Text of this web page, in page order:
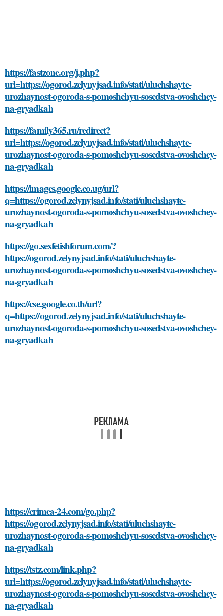
https://fastzone.org/j.php?
url=https://ogorod.zelynyjsad.info/stati/uluchshayte-
urozhaynost-ogoroda-s-pomoshchyu-sosedstva-ovoshchey-
na-gryadkah
https://family365.ru/redirect?
url=https://ogorod.zelynyjsad.info/stati/uluchshayte-
urozhaynost-ogoroda-s-pomoshchyu-sosedstva-ovoshchey-
na-gryadkah
https://images.google.co.ug/url?
q=https://ogorod.zelynyjsad.info/stati/uluchshayte-
urozhaynost-ogoroda-s-pomoshchyu-sosedstva-ovoshchey-
na-gryadkah
https://go.sexfetishforum.com/?
https://ogorod.zelynyjsad.info/stati/uluchshayte-
urozhaynost-ogoroda-s-pomoshchyu-sosedstva-ovoshchey-
na-gryadkah
https://cse.google.co.th/url?
q=https://ogorod.zelynyjsad.info/stati/uluchshayte-
urozhaynost-ogoroda-s-pomoshchyu-sosedstva-ovoshchey-
na-gryadkah
https://crimea-24.com/go.php?
https://ogorod.zelynyjsad.info/stati/uluchshayte-
urozhaynost-ogoroda-s-pomoshchyu-sosedstva-ovoshchey-
na-gryadkah
https://tstz.com/link.php?
url=https://ogorod.zelynyjsad.info/stati/uluchshayte-
urozhaynost-ogoroda-s-pomoshchyu-sosedstva-ovoshchey-
na-gryadkah